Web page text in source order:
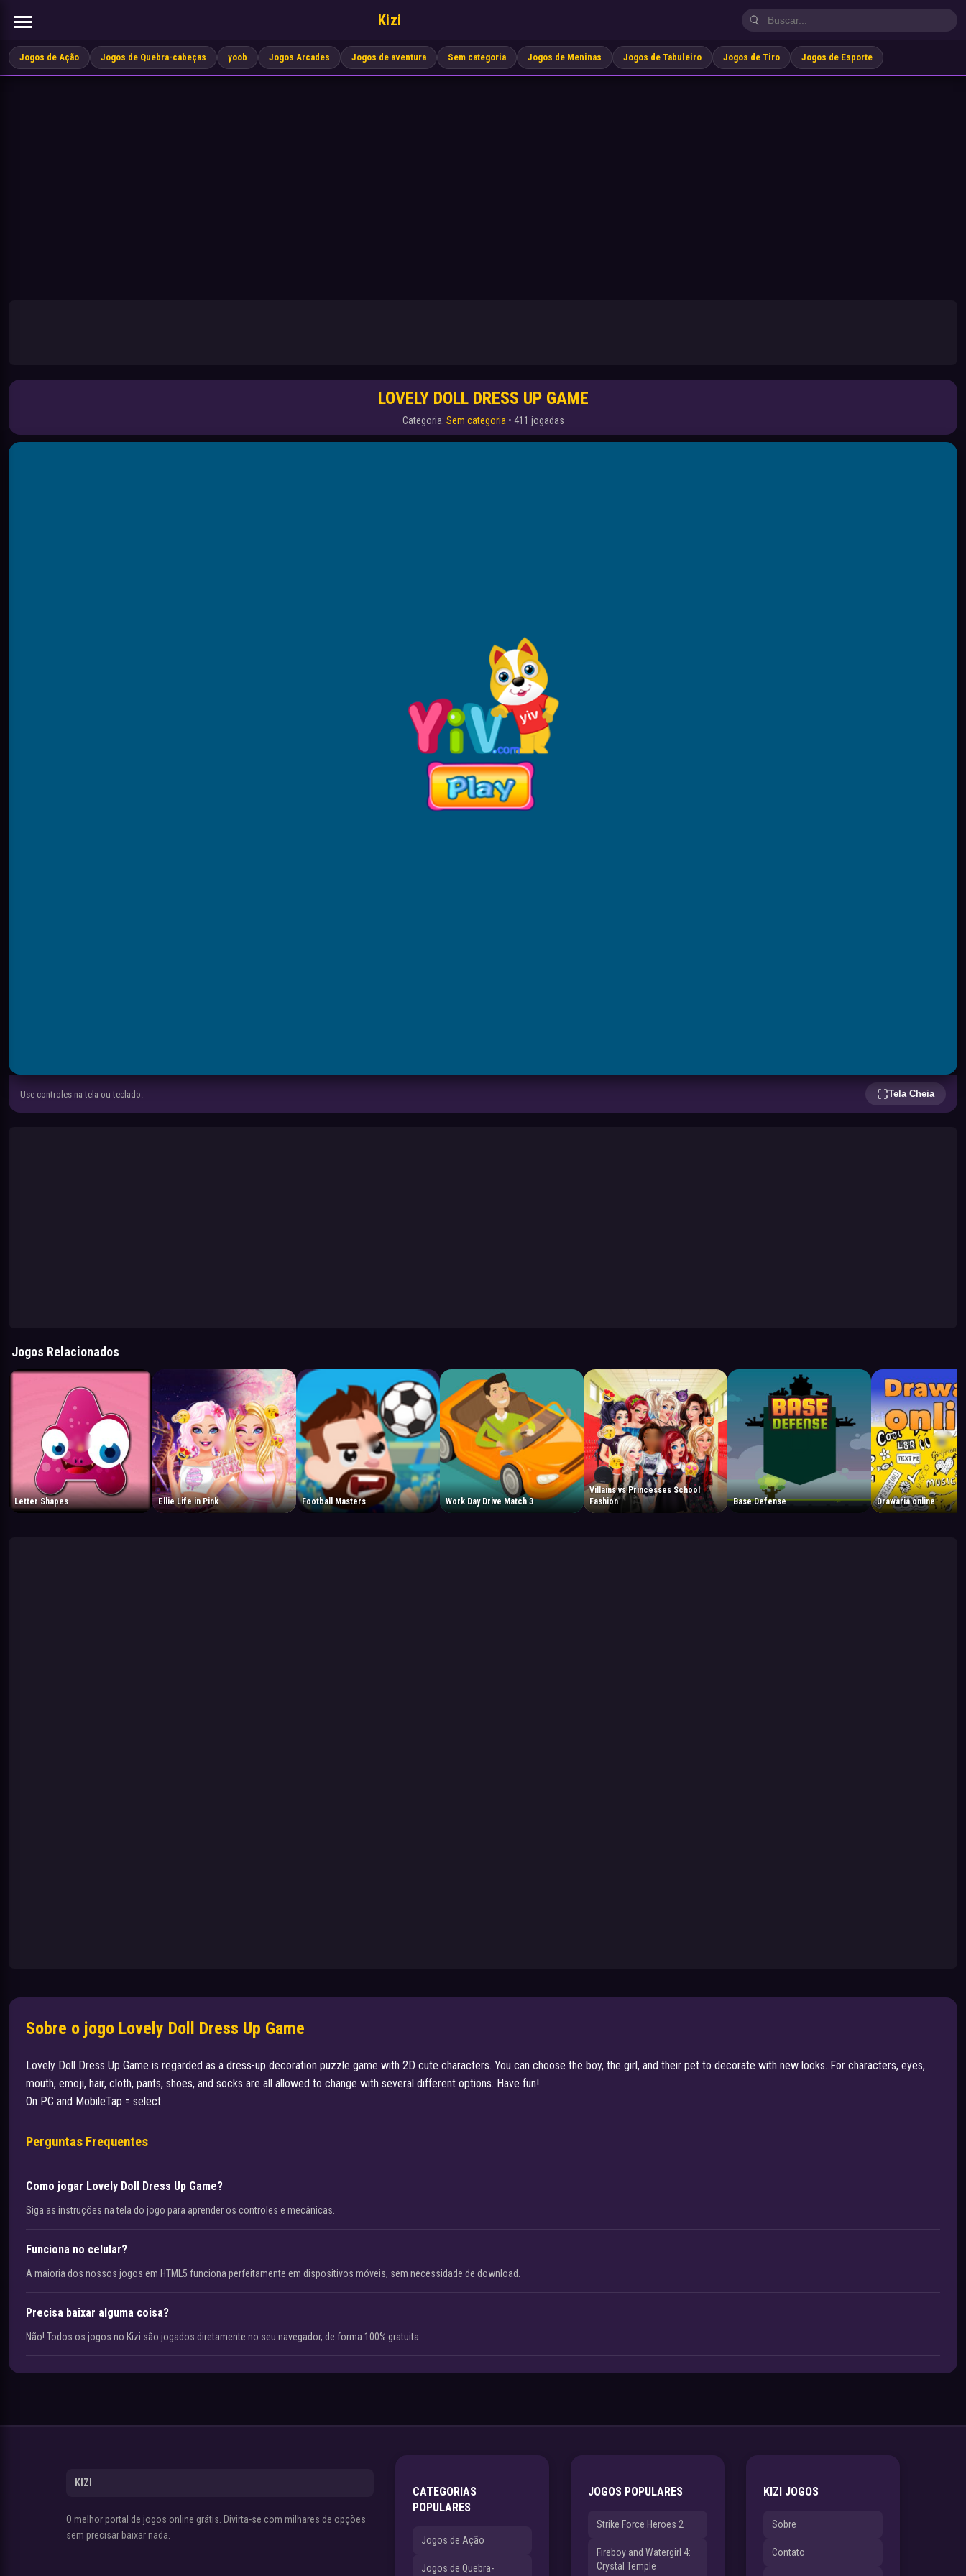
Kizi
Jogos de Ação Jogos de Quebra-cabeças yoob Jogos Arcades Jogos de aventura Sem categoria Jogos de Meninas Jogos de Tabuleiro Jogos de Tiro Jogos de Esporte
LOVELY DOLL DRESS UP GAME
Categoria: Sem categoria • 411 jogadas
Use controles na tela ou teclado. Tela Cheia
Jogos Relacionados
Letter Shapes Ellie Life in Pink Football Masters Work Day Drive Match 3
Villains vs Princesses School
Fashion
Base Defense Drawaria.online
Sobre o jogo Lovely Doll Dress Up Game
Lovely Doll Dress Up Game is regarded as a dress-up decoration puzzle game with 2D cute characters. You can choose the boy, the girl, and their pet to decorate with new looks. For characters, eyes,
mouth, emoji, hair, cloth, pants, shoes, and socks are all allowed to change with several different options. Have fun!
On PC and MobileTap = select
Perguntas Frequentes
Como jogar Lovely Doll Dress Up Game?
Siga as instruções na tela do jogo para aprender os controles e mecânicas.
Funciona no celular?
A maioria dos nossos jogos em HTML5 funciona perfeitamente em dispositivos móveis, sem necessidade de download.
Precisa baixar alguma coisa?
Não! Todos os jogos no Kizi são jogados diretamente no seu navegador, de forma 100% gratuita.
KIZI
O melhor portal de jogos online grátis. Divirta-se com milhares de opções
sem precisar baixar nada.
CATEGORIAS
POPULARES
Jogos de Ação
Jogos de Quebra-
JOGOS POPULARES
Strike Force Heroes 2
Fireboy and Watergirl 4:
Crystal Temple
KIZI JOGOS
Sobre
Contato